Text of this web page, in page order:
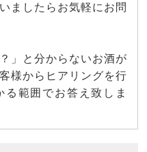
ましたらお気軽にお問
」と分からないお酒が
様からヒアリングを行
範囲でお答え致しま